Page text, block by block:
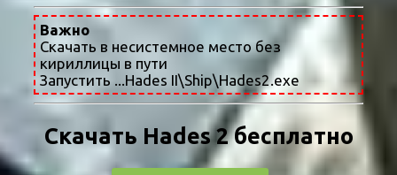
Важно
Скачать в несистемное место без
кириллицы в пути
Запустить ...Hades II\Ship\Hades2.exe
Скачать Hades 2 бесплатно